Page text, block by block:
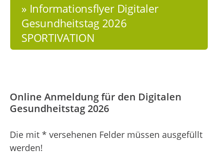
» Informationsflyer Digitaler
Gesundheitstag 2026
SPORTIVATION
Online Anmeldung für den Digitalen
Gesundheitstag 2026
Die mit * versehenen Felder müssen ausgefüllt
werden!